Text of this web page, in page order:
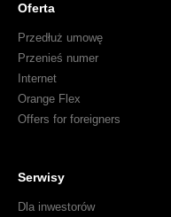
Oferta
Przedłuż umowę
Przenieś numer
Internet
Orange Flex
Offers for foreigners
Serwisy
Dla inwestorów